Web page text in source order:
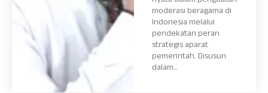
moderasi beragama di
Indonesia melalui
pendekatan peran
strategis aparat
pemerintah. Disusun
dalam..